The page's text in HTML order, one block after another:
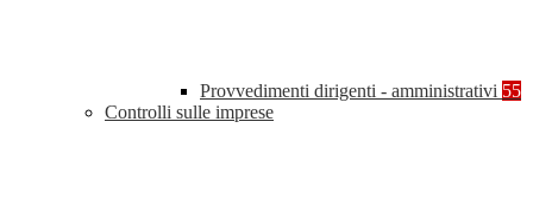
Provvedimenti dirigenti - amministrativi 55
Controlli sulle imprese